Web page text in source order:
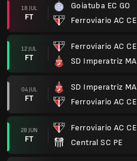
18 JUL
FT
Goiatuba EC GO
Ferroviario AC CE
12 JUL
FT
Ferroviario AC CE
SD Imperatriz MA
04 JUL
FT
SD Imperatriz MA
Ferroviario AC CE
28 JUN
FT
Ferroviario AC CE
Central SC PE